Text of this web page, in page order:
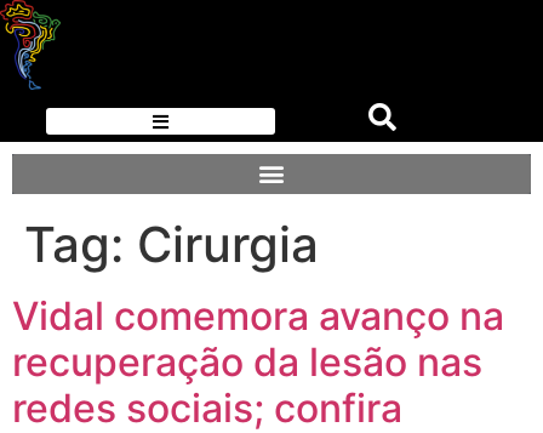
Tag: Cirurgia
Vidal comemora avanço na
recuperação da lesão nas
redes sociais; confira